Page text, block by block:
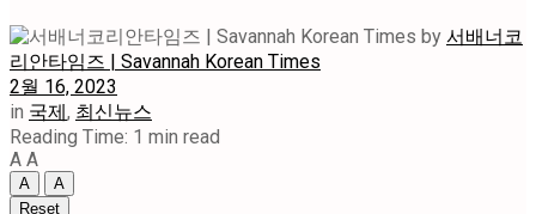
by 서배너코
리안타임즈 | Savannah Korean Times
2월 16, 2023
in 국제, 최신뉴스
Reading Time: 1 min read
A A
A
A
Reset